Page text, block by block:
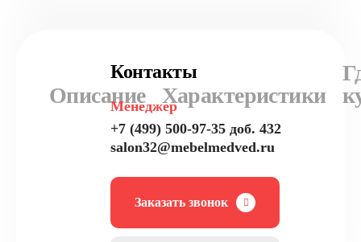
Описание Характеристики
Контакты
Менеджер
+7 (499) 500-97-35 доб. 432
salon32@mebelmedved.ru
Заказать звонок